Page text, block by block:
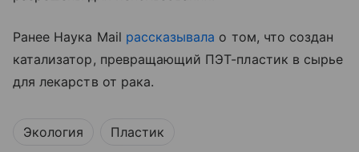
Ранее Наука Mail рассказывала о том, что создан
катализатор, превращающий ПЭТ-пластик в сырье
для лекарств от рака.
Экология Пластик